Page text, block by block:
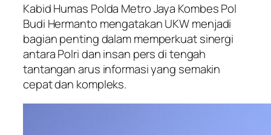
Kabid Humas Polda Metro Jaya Kombes Pol
Budi Hermanto mengatakan UKW menjadi
bagian penting dalam memperkuat sinergi
antara Polri dan insan pers di tengah
tantangan arus informasi yang semakin
cepat dan kompleks.